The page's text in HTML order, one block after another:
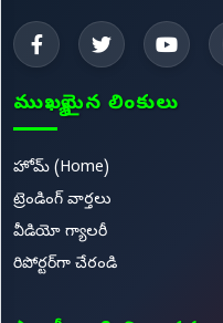
ముఖ్యమైన లింకులు
హోమ్ (Home)
ట్రెండింగ్ వార్తలు
వీడియో గ్యాలరీ
రిపోర్టర్‌గా చేరండి